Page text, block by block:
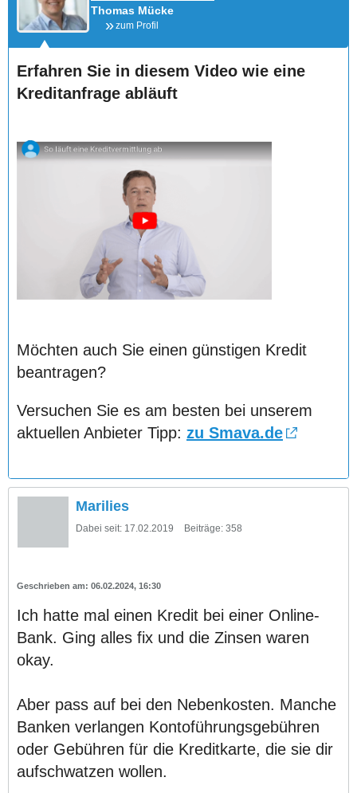
Thomas Mücke
zum Profil
Erfahren Sie in diesem Video wie eine
Kreditanfrage abläuft
Möchten auch Sie einen günstigen Kredit
beantragen?
Versuchen Sie es am besten bei unserem
aktuellen Anbieter Tipp: zu Smava.de
Marilies
Dabei seit: 17.02.2019 Beiträge: 358
06.02.2024, 16:30
Ich hatte mal einen Kredit bei einer Online-
Bank. Ging alles fix und die Zinsen waren
okay.
Aber pass auf bei den Nebenkosten. Manche
Banken verlangen Kontoführungsgebühren
oder Gebühren für die Kreditkarte, die sie dir
aufschwatzen wollen.